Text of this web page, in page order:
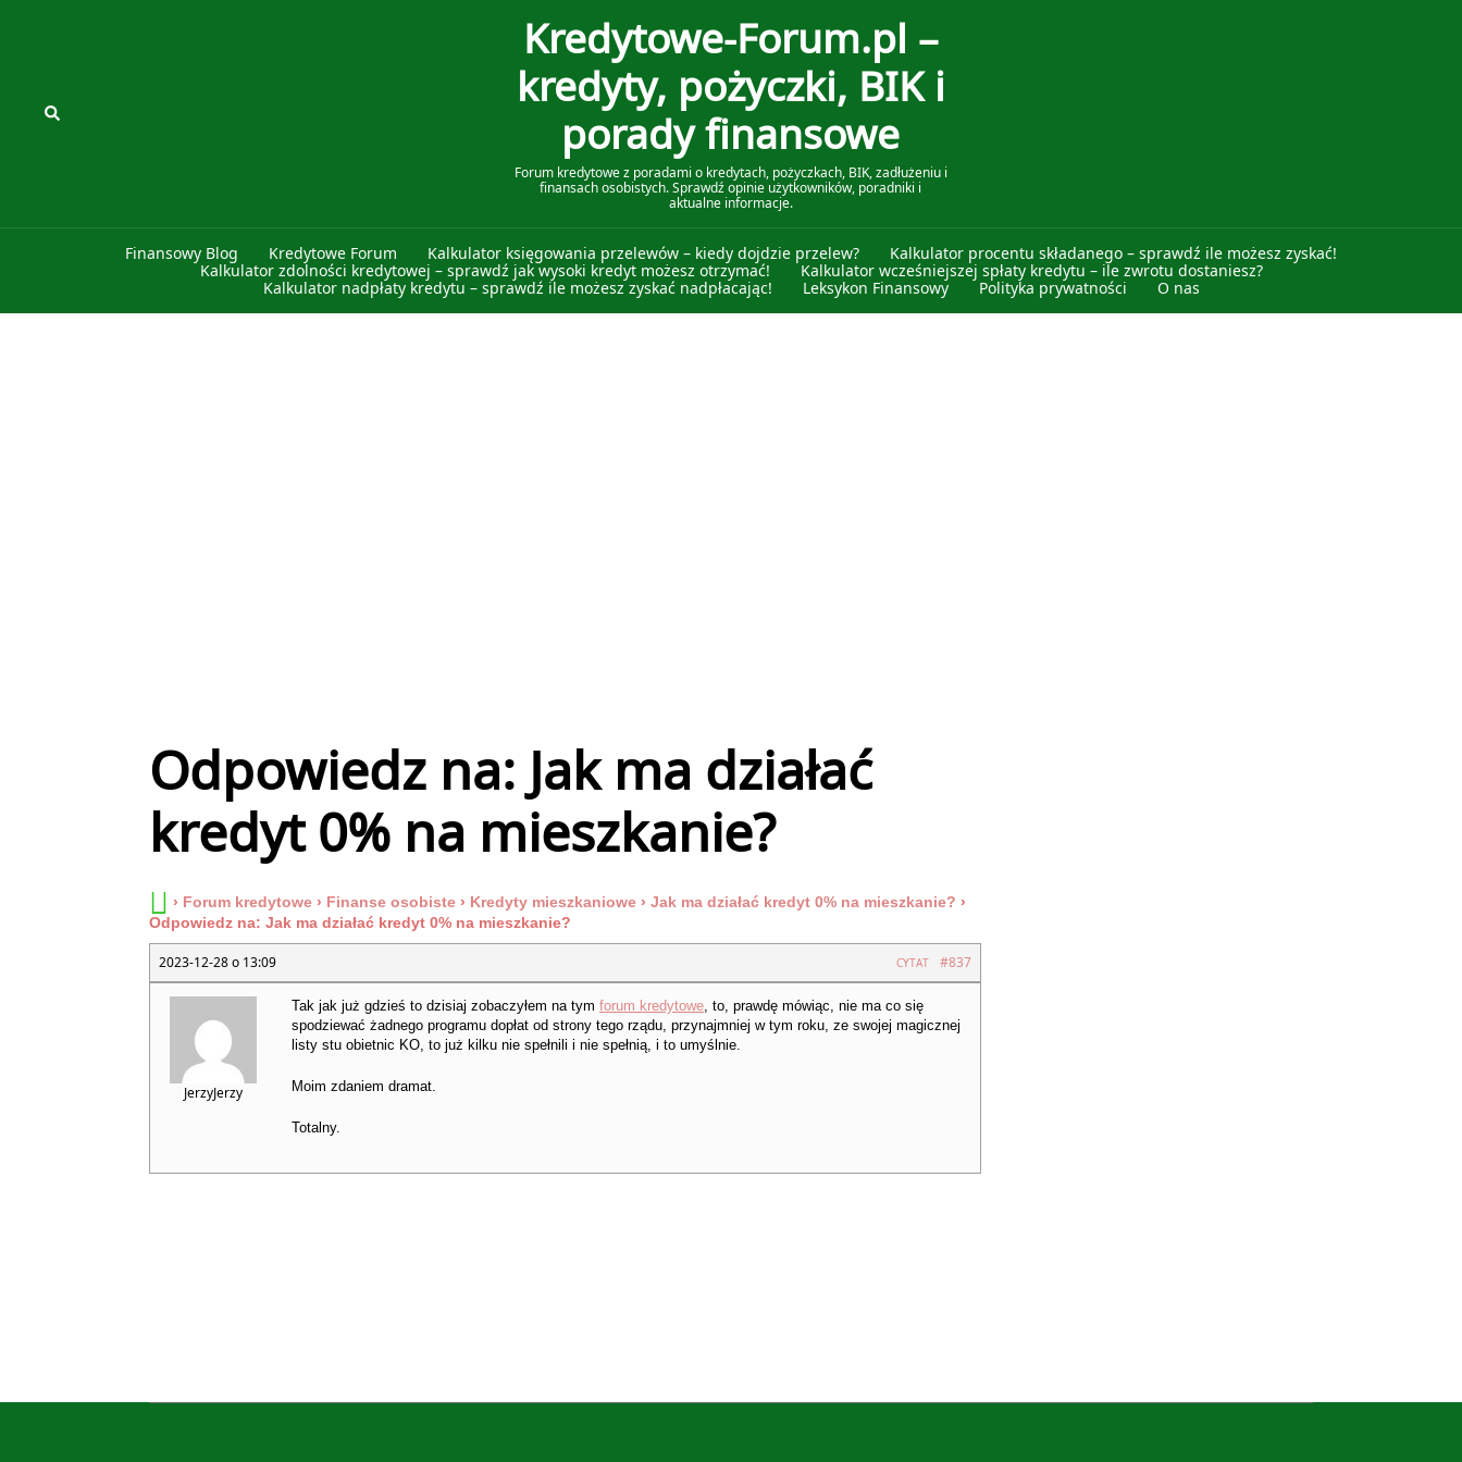
Szukaj
Kredytowe-Forum.pl –
kredyty, pożyczki, BIK i
porady finansowe
Forum kredytowe z poradami o kredytach, pożyczkach, BIK, zadłużeniu i
finansach osobistych. Sprawdź opinie użytkowników, poradniki i
aktualne informacje.
Finansowy Blog Kredytowe Forum Kalkulator księgowania przelewów – kiedy dojdzie przelew?
Kalkulator procentu składanego – sprawdź ile możesz zyskać!
Kalkulator zdolności kredytowej – sprawdź jak wysoki kredyt możesz otrzymać!
Kalkulator wcześniejszej spłaty kredytu – ile zwrotu dostaniesz?
Kalkulator nadpłaty kredytu – sprawdź ile możesz zyskać nadpłacając!
Leksykon Finansowy Polityka prywatności O nas
Odpowiedz na: Jak ma działać
kredyt 0% na mieszkanie?
› Forum kredytowe › Finanse osobiste › Kredyty mieszkaniowe › Jak ma działać kredyt 0% na mieszkanie? ›
Odpowiedz na: Jak ma działać kredyt 0% na mieszkanie?
2023-12-28 o 13:09 #837
CYTAT
JerzyJerzy
Tak jak już gdzieś to dzisiaj zobaczyłem na tym forum kredytowe, to, prawdę mówiąc, nie ma co się
spodziewać żadnego programu dopłat od strony tego rządu, przynajmniej w tym roku, ze swojej magicznej
listy stu obietnic KO, to już kilku nie spełnili i nie spełnią, i to umyślnie.
Moim zdaniem dramat.
Totalny.